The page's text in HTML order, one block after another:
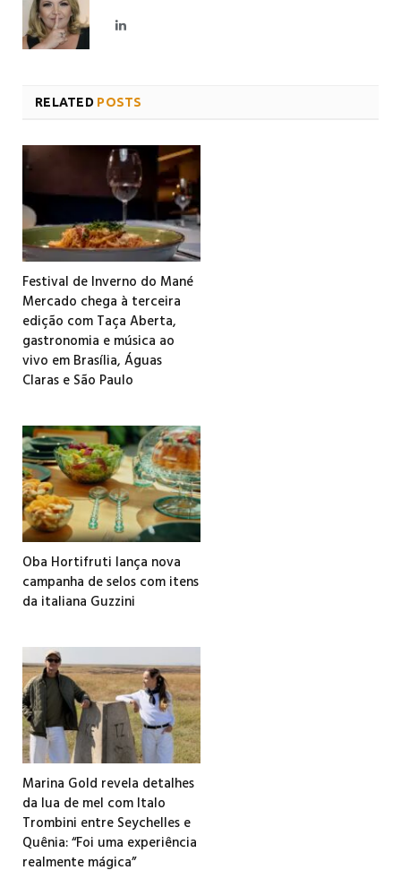
LinkedIn
RELATED POSTS
Festival de Inverno do Mané
Mercado chega à terceira
edição com Taça Aberta,
gastronomia e música ao
vivo em Brasília, Águas
Claras e São Paulo
Oba Hortifruti lança nova
campanha de selos com itens
da italiana Guzzini
Marina Gold revela detalhes
da lua de mel com Italo
Trombini entre Seychelles e
Quênia: “Foi uma experiência
realmente mágica”